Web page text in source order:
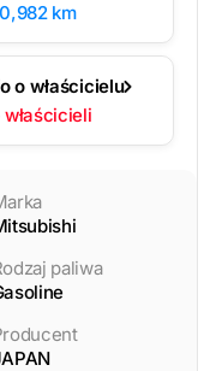
km
o właścicielu
właścicieli
paliwa